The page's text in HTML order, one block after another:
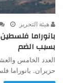
هيئة التحرير
بانوراما
بسبب الضم
حزيران. بانوراما فلسطين في أسبوع